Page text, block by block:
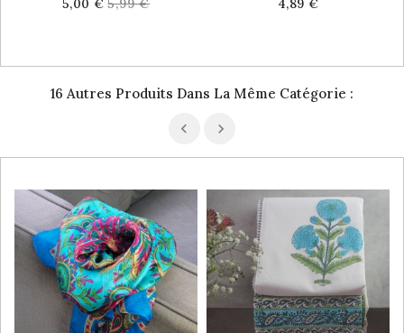
5,00 € 5,99 € 4,89 €
16 Autres Produits Dans La Même Catégorie :